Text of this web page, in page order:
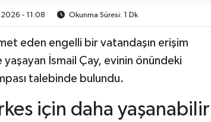
- 11:08 Okunma Süresi: 1 Dk
eden engelli bir vatandaşın erişim
İsmail Çay, evinin önündeki
talebinde bulundu.
için daha yaşanabilir